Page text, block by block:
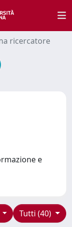
ricercatore
e
Tutti (40)